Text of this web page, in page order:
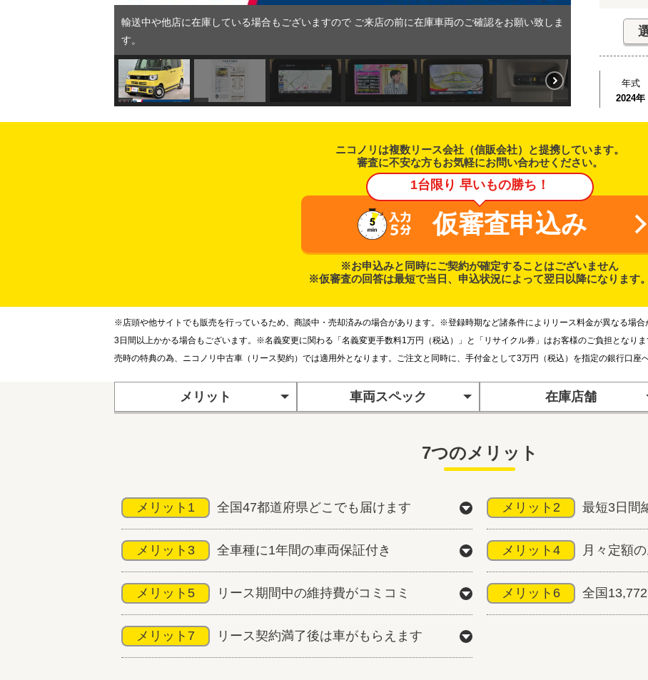
輸送中や他店に在庫している場合もございますので ご来店の前に在庫車両のご確認をお願い致しま
す。
年式
2024年
ニコノリは複数リース会社（信販会社）と提携しています。
審査に不安な方もお気軽にお問い合わせください。
1台限り 早いもの勝ち！
仮審査申込み
※お申込みと同時にご契約が確定することはございません
※仮審査の回答は最短で当日、申込状況によって翌日以降になります。
※店頭や他サイトでも販売を行っているため、商談中・売却済みの場合があります。※登録時期など諸条件によりリース料金が異なる場
3日間以上かかる場合もございます。※名義変更に関わる「名義変更手数料1万円（税込）」と「リサイクル券」はお客様のご負担となり
売時の特典の為、ニコノリ中古車（リース契約）では適用外となります。ご注文と同時に、手付金として3万円（税込）を指定の銀行口座
メリット 車両スペック 在庫店舗
7つのメリット
メリット1 全国47都道府県どこでも届けます メリット2 最短3日間
メリット3 全車種に1年間の車両保証付き メリット4 月々定額
メリット5 リース期間中の維持費がコミコミ メリット6 全国
メリット7 リース契約満了後は車がもらえます